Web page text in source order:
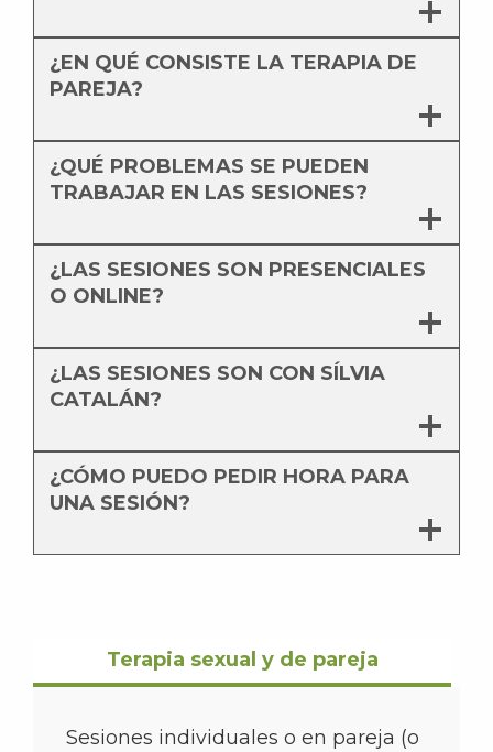
¿EN QUÉ CONSISTE LA TERAPIA DE
PAREJA?
¿QUÉ PROBLEMAS SE PUEDEN
TRABAJAR EN LAS SESIONES?
¿LAS SESIONES SON PRESENCIALES
O ONLINE?
¿LAS SESIONES SON CON SÍLVIA
CATALÁN?
¿CÓMO PUEDO PEDIR HORA PARA
UNA SESIÓN?
Terapia sexual y de pareja
Sesiones individuales o en pareja (o